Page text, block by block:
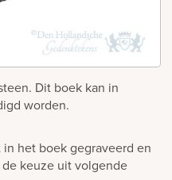
Dit boek kan in
worden.
het boek gegraveerd en
keuze uit volgende